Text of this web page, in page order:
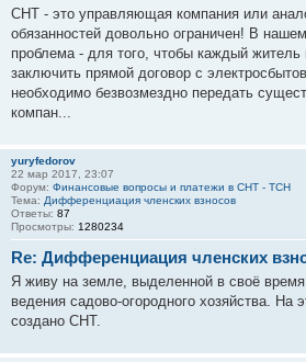
СНТ - это управляющая компания или
обязанностей довольно ограничен! В
проблема - для того, чтобы каждый житель
заключить прямой договор с
необходимо безвозмездно передать
компан...
yuryfedorov
22 мар 2017, 23:07
Форум: Финансовые вопросы и платежи в СНТ - ТСН
Тема: Дифференциация членских взносов
Ответы: 87
Просмотры: 1280234
Re: Дифференциация членских
Я живу на земле, выделенной в своё
ведения садово-огородного хозяйства. На
создано СНТ.